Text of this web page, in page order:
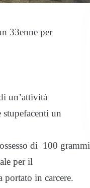
33enne per
un’attività
un
di 100 grammi
per il
portato in carcere.